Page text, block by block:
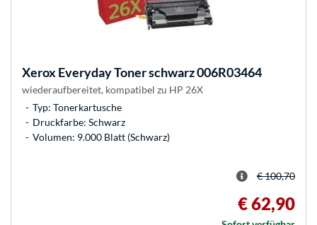
XeroxEveryday Toner schwarz 006R03464
wiederaufbereitet, kompatibel zu HP 26X
Typ: Tonerkartusche
Druckfarbe: Schwarz
Volumen: 9.000 Blatt (Schwarz)
€ 100,70
€ 62,90